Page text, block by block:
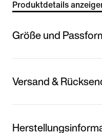
Produktdetails
Größe und
Versand &